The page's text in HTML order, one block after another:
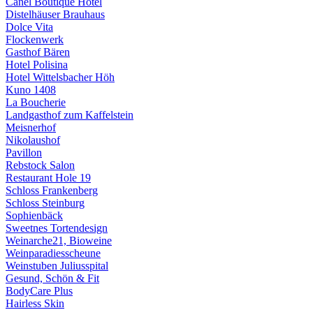
Distelhäuser Brauhaus
Dolce Vita
Flockenwerk
Gasthof Bären
Hotel Polisina
Hotel Wittelsbacher Höh
Kuno 1408
La Boucherie
Landgasthof zum Kaffelstein
Meisnerhof
Nikolaushof
Pavillon
Rebstock Salon
Restaurant Hole 19
Schloss Frankenberg
Schloss Steinburg
Sophienbäck
Sweetnes Tortendesign
Weinarche21, Bioweine
Weinparadiesscheune
Weinstuben Juliusspital
Gesund, Schön & Fit
BodyCare Plus
Hairless Skin